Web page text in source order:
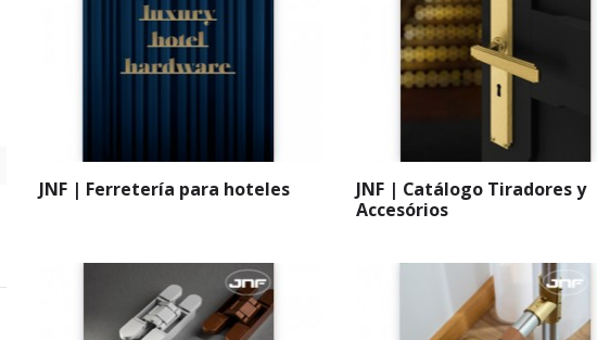
JNF | Ferretería para hoteles
JNF | Catálogo Tiradores y
Accesórios